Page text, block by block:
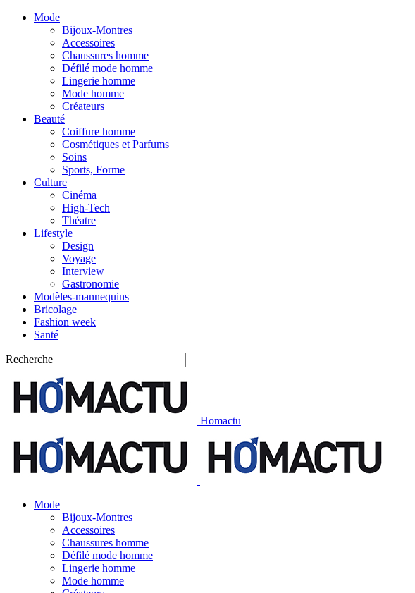
Mode
Bijoux-Montres
Accessoires
Chaussures homme
Défilé mode homme
Lingerie homme
Mode homme
Créateurs
Beauté
Coiffure homme
Cosmétiques et Parfums
Soins
Sports, Forme
Culture
Cinéma
High-Tech
Théatre
Lifestyle
Design
Voyage
Interview
Gastronomie
Modèles-mannequins
Bricolage
Fashion week
Santé
Recherche
Homactu
Mode
Bijoux-Montres
Accessoires
Chaussures homme
Défilé mode homme
Lingerie homme
Mode homme